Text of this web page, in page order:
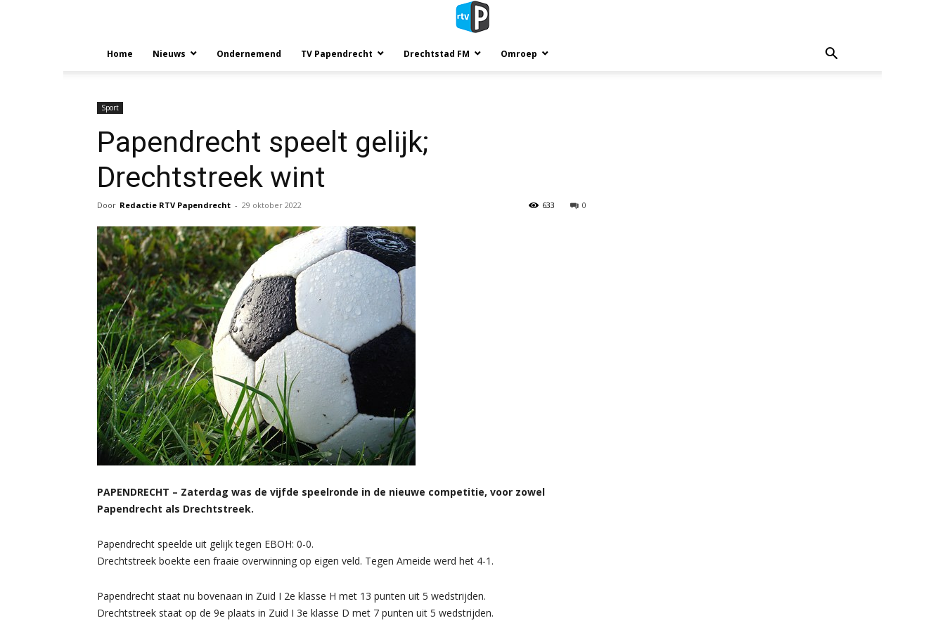
Home Nieuws Ondernemend TV Papendrecht Drechtstad FM Omroep
Sport
Papendrecht speelt gelijk;
Drechtstreek wint
Door Redactie RTV Papendrecht - 29 oktober 2022 0
633
PAPENDRECHT – Zaterdag was de vijfde speelronde in de nieuwe competitie, voor zowel
Papendrecht als Drechtstreek.
Papendrecht speelde uit gelijk tegen EBOH: 0-0.
Drechtstreek boekte een fraaie overwinning op eigen veld. Tegen Ameide werd het 4-1.
Papendrecht staat nu bovenaan in Zuid I 2e klasse H met 13 punten uit 5 wedstrijden.
Drechtstreek staat op de 9e plaats in Zuid I 3e klasse D met 7 punten uit 5 wedstrijden.